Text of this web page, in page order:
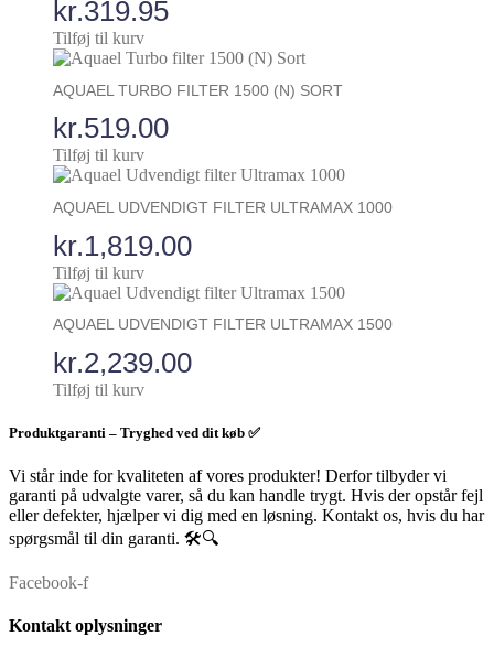
kr.319.95
Tilføj til kurv
AQUAEL TURBO FILTER 1500 (N) SORT
kr.519.00
Tilføj til kurv
AQUAEL UDVENDIGT FILTER ULTRAMAX 1000
kr.1,819.00
Tilføj til kurv
AQUAEL UDVENDIGT FILTER ULTRAMAX 1500
kr.2,239.00
Tilføj til kurv
Produktgaranti – Tryghed ved dit køb ✅
Vi står inde for kvaliteten af vores produkter! Derfor tilbyder vi
garanti på udvalgte varer, så du kan handle trygt. Hvis der opstår fejl
eller defekter, hjælper vi dig med en løsning. Kontakt os, hvis du har
spørgsmål til din garanti. 🛠️🔍
Facebook-f
Kontakt oplysninger